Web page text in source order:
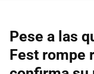
Pese a las
Fest rompe